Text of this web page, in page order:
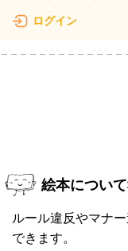
ログイン
絵本につい
ルール違反やマナ
できます。